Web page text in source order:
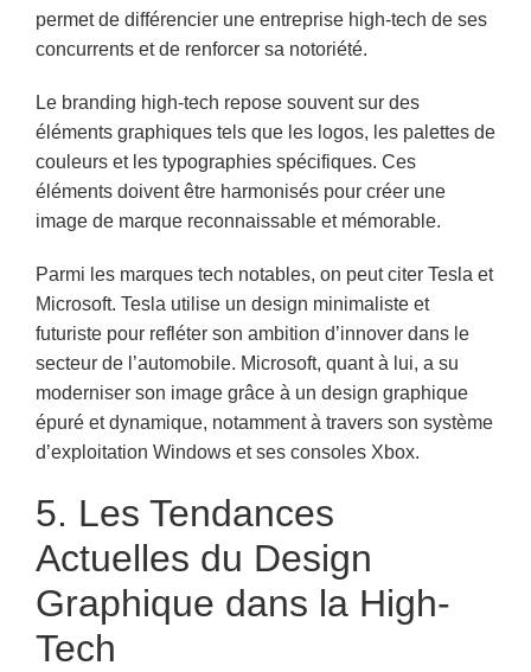
permet de différencier une entreprise high-tech de ses
concurrents et de renforcer sa notoriété.
Le branding high-tech repose souvent sur des
éléments graphiques tels que les logos, les palettes de
couleurs et les typographies spécifiques. Ces
éléments doivent être harmonisés pour créer une
image de marque reconnaissable et mémorable.
Parmi les marques tech notables, on peut citer Tesla et
Microsoft. Tesla utilise un design minimaliste et
futuriste pour refléter son ambition d’innover dans le
secteur de l’automobile. Microsoft, quant à lui, a su
moderniser son image grâce à un design graphique
épuré et dynamique, notamment à travers son système
d’exploitation Windows et ses consoles Xbox.
5. Les Tendances
Actuelles du Design
Graphique dans la High-
Tech